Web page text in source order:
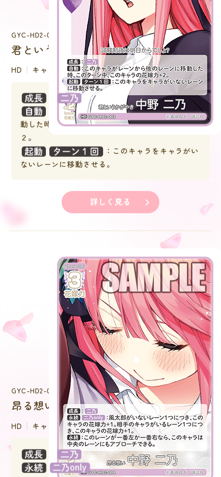
GYC-HD2-003
君というかがやき 中野 二乃
HD キャラクター
：このキャラがレーンから他のレーンに移
動した時、このターン中、このキャラの花嫁力＋
２。
：このキャラをキャラがい
ないレーンに移動させる。
詳しく見る
GYC-HD2-004
昂る想い 中野 二乃
HD キャラクター
：風太郎がいないレーン１つ